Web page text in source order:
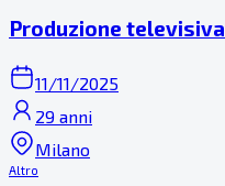
Produzione televisiva
11/11/2025
29 anni
Milano
Altro